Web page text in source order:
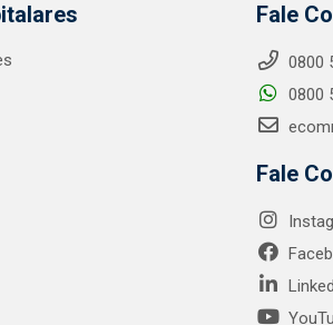
Fale
0800
0800
Fale